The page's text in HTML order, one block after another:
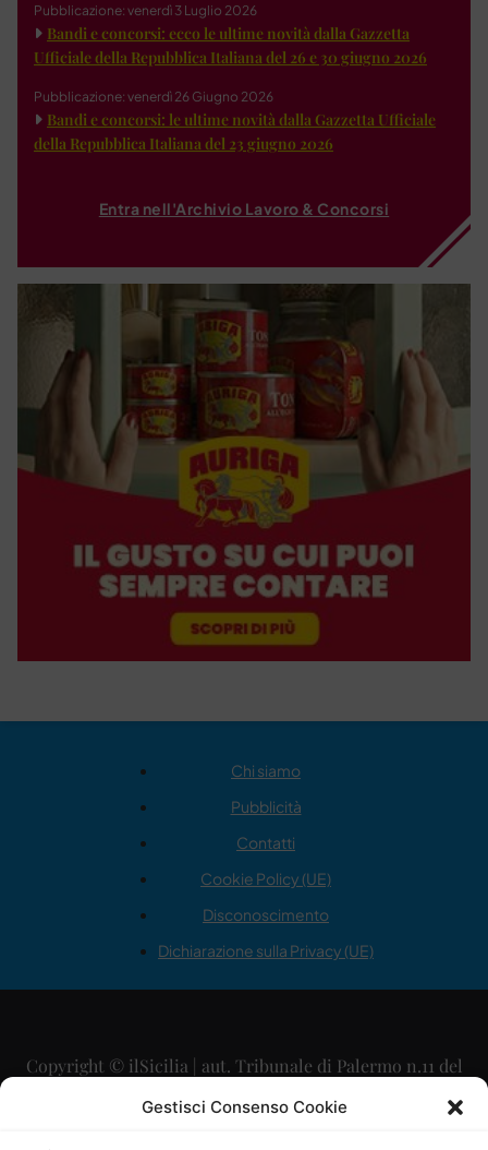
Gestisci Consenso Cookie
Pubblicazione: venerdì 3 Luglio 2026
Bandi e concorsi: ecco le ultime novità dalla Gazzetta
Ufficiale della Repubblica Italiana del 26 e 30 giugno 2026
Pubblicazione: venerdì 26 Giugno 2026
Bandi e concorsi: le ultime novità dalla Gazzetta Ufficiale
della Repubblica Italiana del 23 giugno 2026
Entra nell'Archivio Lavoro & Concorsi
Chi siamo
Pubblicità
Contatti
Cookie Policy (UE)
Disconoscimento
Dichiarazione sulla Privacy (UE)
Copyright © ilSicilia | aut. Tribunale di Palermo n.11 del
29/09/2015